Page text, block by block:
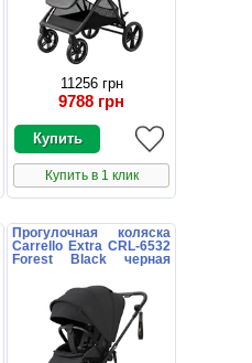
11256 грн
9788 грн
Купить в 1 клик
Прогулочная коляска
Carrello Extra CRL-6532
Forest Black черная